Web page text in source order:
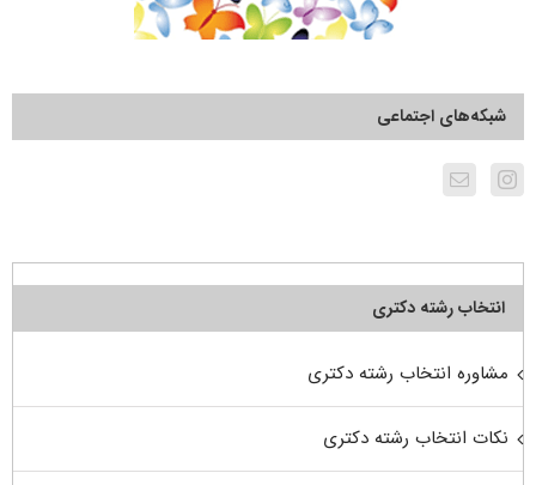
شبکه‌های اجتماعی
انتخاب رشته دکتری
مشاوره انتخاب رشته دکتری
نکات انتخاب رشته دکتری